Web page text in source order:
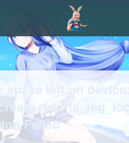
Linux 正文
space left on
rewrite_log_lock
Failed